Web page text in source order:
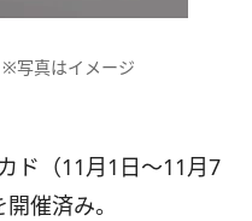
写真はイメージ
ド（11月1日〜11月7
催済み。